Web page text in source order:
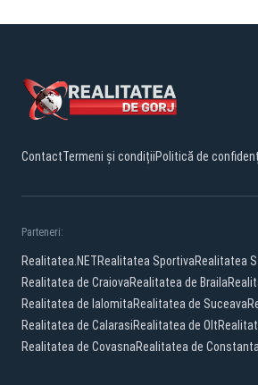
ContactTermeni și condițiiPolitică de
Parteneri:
Realitatea.NETRealitatea SportivaRealitatea
Realitatea de CraiovaRealitatea de Braila
Realitatea de IalomitaRealitatea de Suceava
Realitatea de CalarasiRealitatea de Olt
Realitatea de CovasnaRealitatea de Constanta